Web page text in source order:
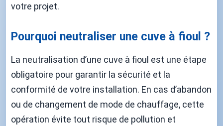
votre projet.
Pourquoi neutraliser une cuve à fioul ?
La neutralisation d’une cuve à fioul est une étape
obligatoire pour garantir la sécurité et la
conformité de votre installation. En cas d’abandon
ou de changement de mode de chauffage, cette
opération évite tout risque de pollution et